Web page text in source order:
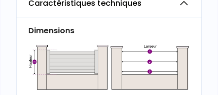
Caractéristiques techniques
Dimensions